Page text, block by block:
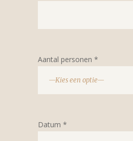
Aantal personen *
Datum *